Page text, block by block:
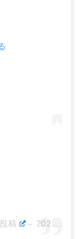
稿 – 2020年 3月月9日午前6時42分PDT